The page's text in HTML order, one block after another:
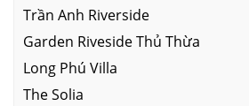
Trần Anh Riverside
Garden Riveside Thủ Thừa
Long Phú Villa
The Solia